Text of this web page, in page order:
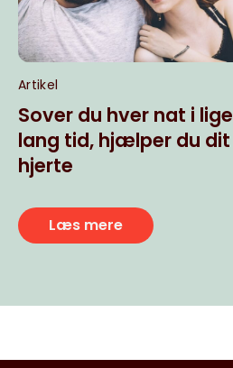
Artikel
Sover du hver nat i lige
lang tid, hjælper du dit
hjerte
Læs mere